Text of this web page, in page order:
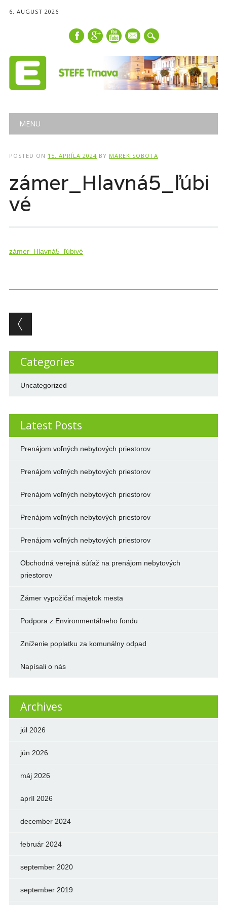
6. AUGUST 2026
mail
Main menu
MENU
POSTED ON 15. APRÍLA 2024 BY MAREK SOBOTA
zámer_Hlavná5_ľúbi
vé
zámer_Hlavná5_ľúbivé
Post navigation
Categories
Uncategorized
Latest Posts
Prenájom voľných nebytových priestorov
Prenájom voľných nebytových priestorov
Prenájom voľných nebytových priestorov
Prenájom voľných nebytových priestorov
Prenájom voľných nebytových priestorov
Obchodná verejná súťaž na prenájom nebytových
priestorov
Zámer vypožičať majetok mesta
Podpora z Environmentálneho fondu
Zníženie poplatku za komunálny odpad
Napísali o nás
Archives
júl 2026
jún 2026
máj 2026
apríl 2026
december 2024
február 2024
september 2020
september 2019